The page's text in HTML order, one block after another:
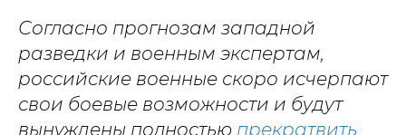
Согласно прогнозам западной
разведки и военным экспертам,
российские военные скоро исчерпают
свои боевые возможности и будут
вынуждены полностью прекратвить